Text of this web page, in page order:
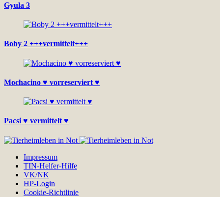
Gyula 3
Boby 2 +++vermittelt+++
Mochacino ♥ vorreserviert ♥
Pacsi ♥ vermittelt ♥
Impressum
TIN-Helfer-Hilfe
VK/NK
HP-Login
Cookie-Richtlinie